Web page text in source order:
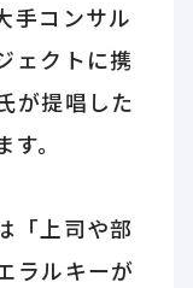
手コンサル
ェクトに携
が提唱した
。
「上司や部
ラルキーが